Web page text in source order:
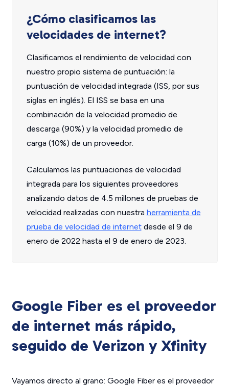
¿Cómo clasificamos las
velocidades de internet?
Clasificamos el rendimiento de velocidad con
nuestro propio sistema de puntuación: la
puntuación de velocidad integrada (ISS, por sus
siglas en inglés). El ISS se basa en una
combinación de la velocidad promedio de
descarga (90%) y la velocidad promedio de
carga (10%) de un proveedor.
Calculamos las puntuaciones de velocidad
integrada para los siguientes proveedores
analizando datos de 4.5 millones de pruebas de
velocidad realizadas con nuestra herramienta de
prueba de velocidad de internetdesde el 9 de
enero de 2022 hasta el 9 de enero de 2023.
Google Fiber es el proveedor
de internet más rápido,
seguido de Verizon y Xfinity
Vayamos directo al grano: Google Fiber es el proveedor